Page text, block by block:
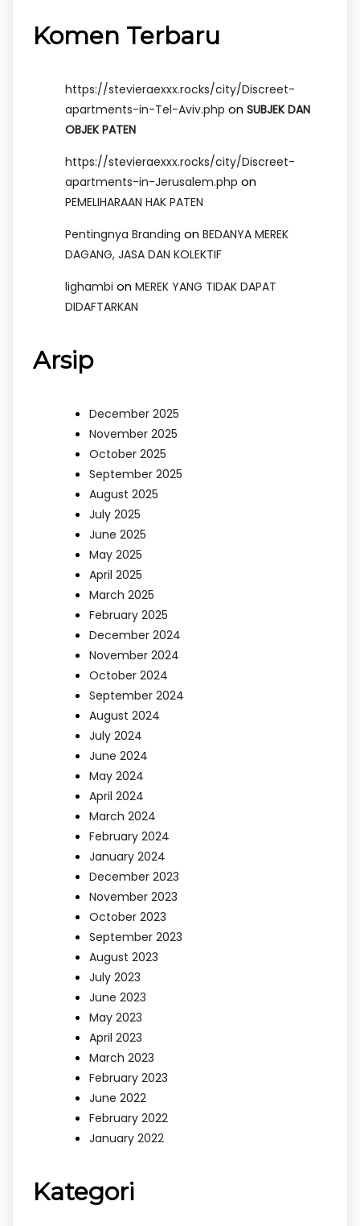
Komen Terbaru
https://stevieraexxx.rocks/city/Discreet-
apartments-in-Tel-Aviv.php on SUBJEK DAN
OBJEK PATEN
https://stevieraexxx.rocks/city/Discreet-
apartments-in-Jerusalem.php on
PEMELIHARAAN HAK PATEN
Pentingnya Branding on BEDANYA MEREK
DAGANG, JASA DAN KOLEKTIF
lighambi on MEREK YANG TIDAK DAPAT
DIDAFTARKAN
Arsip
December 2025
November 2025
October 2025
September 2025
August 2025
July 2025
June 2025
May 2025
April 2025
March 2025
February 2025
December 2024
November 2024
October 2024
September 2024
August 2024
July 2024
June 2024
May 2024
April 2024
March 2024
February 2024
January 2024
December 2023
November 2023
October 2023
September 2023
August 2023
July 2023
June 2023
May 2023
April 2023
March 2023
February 2023
June 2022
February 2022
January 2022
Kategori